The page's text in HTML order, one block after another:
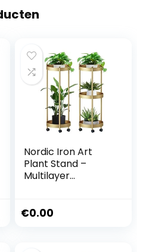
Nordic Iron Art
Plant Stand –
Multilayer
Houder –
€0.00